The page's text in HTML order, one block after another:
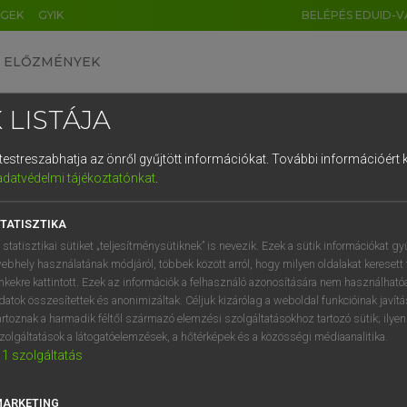
GYIK BELÉPÉS EDUID-
ELŐZMÉNYEK
egyetemes nagyszótár
VAN ELŐFIZETÉSED?
megtekintéséhez.
LISTÁJA
az önről gyűjtött információkat. További információért
tájékoztatónkat.
statisztikai sütiket „teljesítménysütiknek” is nevezik. Ezek a sütik információkat
használatának módjáról, többek között arról, hogy milyen oldalakat keresett
kattintott. Ezek az információk a felhasználó azonosítására nem
összesítettek és anonimizáltak. Céljuk kizárólag a weboldal funkcióinak
a harmadik féltől származó elemzési szolgáltatásokhoz tartozó sütik;
a látogatóelemzések, a hőtérképek és a közösségi médiaanalitika.
1 szolgáltatás
DE CN FR ES IT NL
1 2 3 4 5 6 7 8 9
q w e r t z u i
a s d f g h j k l é
í y x c v b n m , .